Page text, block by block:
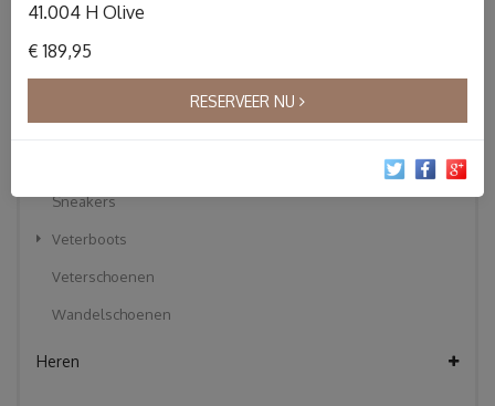
Klittebandschoenen
Korte laarzen
Sandalen
Sneakers
Veterboots
Veterschoenen
Wandelschoenen
Heren
41.004 H Olive
€ 189,95
RESERVEER NU